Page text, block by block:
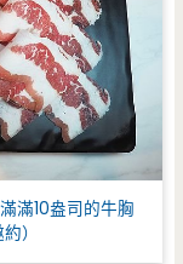
滿10盎司的牛胸
）